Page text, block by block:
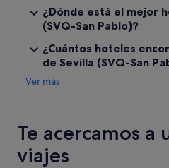
¿Dónde está el mejor
(SVQ-San Pablo)?
¿Cuántos hoteles
de Sevilla (SVQ-San
Ver más
Te acercamos a
viajes